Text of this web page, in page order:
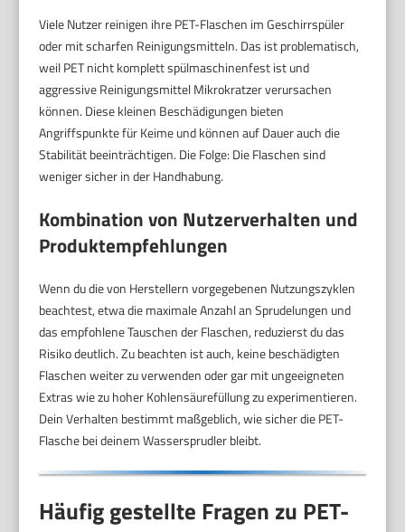
Viele Nutzer reinigen ihre PET-Flaschen im Geschirrspüler
oder mit scharfen Reinigungsmitteln. Das ist problematisch,
weil PET nicht komplett spülmaschinenfest ist und
aggressive Reinigungsmittel Mikrokratzer verursachen
können. Diese kleinen Beschädigungen bieten
Angriffspunkte für Keime und können auf Dauer auch die
Stabilität beeinträchtigen. Die Folge: Die Flaschen sind
weniger sicher in der Handhabung.
Kombination von Nutzerverhalten und
Produktempfehlungen
Wenn du die von Herstellern vorgegebenen Nutzungszyklen
beachtest, etwa die maximale Anzahl an Sprudelungen und
das empfohlene Tauschen der Flaschen, reduzierst du das
Risiko deutlich. Zu beachten ist auch, keine beschädigten
Flaschen weiter zu verwenden oder gar mit ungeeigneten
Extras wie zu hoher Kohlensäurefüllung zu experimentieren.
Dein Verhalten bestimmt maßgeblich, wie sicher die PET-
Flasche bei deinem Wassersprudler bleibt.
Häufig gestellte Fragen zu PET-